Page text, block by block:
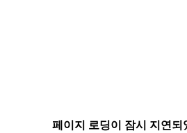
페이지 로딩이 잠시 지연